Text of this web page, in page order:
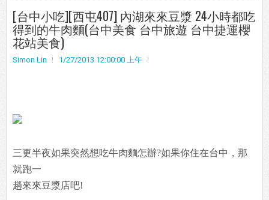
[台中小吃][西屯407] 內湖來來豆漿 24小時都吃
得到的牛肉麵(台中美食 台中旅遊 台中捷運櫻
花站美食)
Simon Lin 1/27/2013 12:00:00 上午
三更半夜如果突然想吃牛肉麵怎辦?如果你住在台中，那
就跑一
趟來來豆漿店吧!